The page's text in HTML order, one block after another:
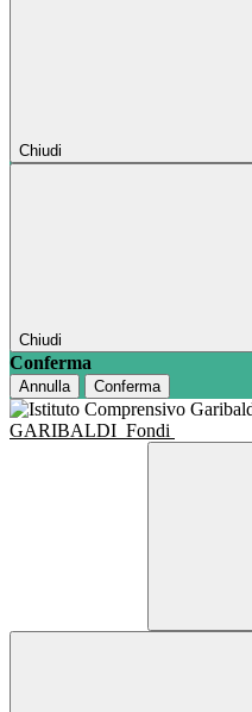
Chiudi
Chiudi
Conferma
Annulla Conferma
GARIBALDI Fondi